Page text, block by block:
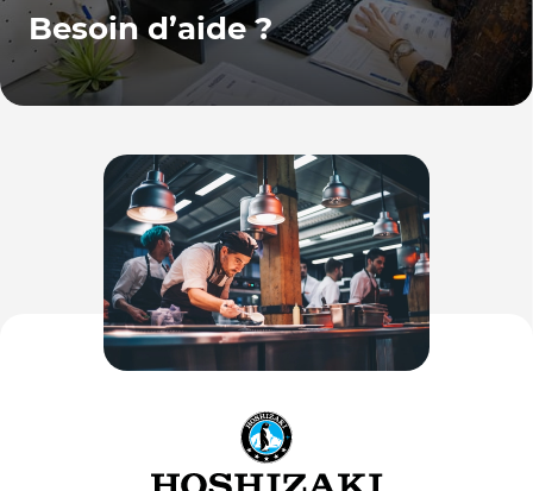
Besoin d’aide ?